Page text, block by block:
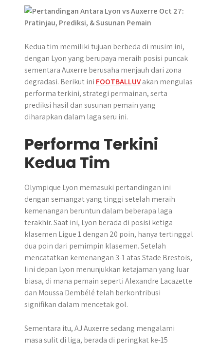
r
Kedua tim memiliki tujuan berbeda di musim ini,
dengan Lyon yang berupaya meraih posisi puncak
sementara Auxerre berusaha menjauh dari zona
degradasi. Berikut ini FOOTBALLUVakan mengulas
performa terkini, strategi permainan, serta
prediksi hasil dan susunan pemain yang
diharapkan dalam laga seru ini.
Performa Terkini
Kedua Tim
Olympique Lyon memasuki pertandingan ini
dengan semangat yang tinggi setelah meraih
kemenangan beruntun dalam beberapa laga
terakhir. Saat ini, Lyon berada di posisi ketiga
klasemen Ligue 1 dengan 20 poin, hanya tertinggal
dua poin dari pemimpin klasemen. Setelah
mencatatkan kemenangan 3-1 atas Stade Brestois,
lini depan Lyon menunjukkan ketajaman yang luar
biasa, di mana pemain seperti Alexandre Lacazette
dan Moussa Dembélé telah berkontribusi
signifikan dalam mencetak gol.
Sementara itu, AJ Auxerre sedang mengalami
masa sulit di liga, berada di peringkat ke-15